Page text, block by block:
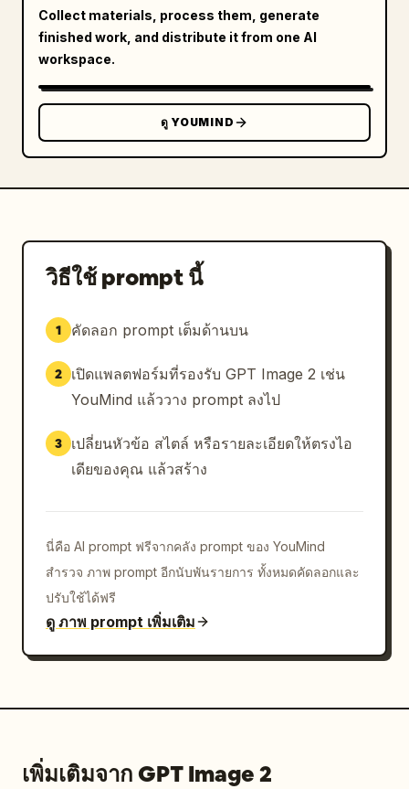
Collect materials, process them, generate
finished work, and distribute it from one AI
workspace.
ดู YOUMIND
วิธีใช้ prompt นี้
1 คัดลอก prompt เต็มด้านบน
2
เปิดแพลตฟอร์มที่รองรับ GPT Image 2 เช่น
YouMind แล้ววาง prompt ลงไป
3
เปลี่ยนหัวข้อ สไตล์ หรือรายละเอียดให้ตรงไอ
เดียของคุณ แล้วสร้าง
นี่คือ AI prompt ฟรีจากคลัง prompt ของ YouMind
สำรวจ ภาพ prompt อีกนับพันรายการ ทั้งหมดคัดลอกและ
ปรับใช้ได้ฟรี
ดู ภาพ prompt เพิ่มเติม
เพิ่มเติมจาก GPT Image 2